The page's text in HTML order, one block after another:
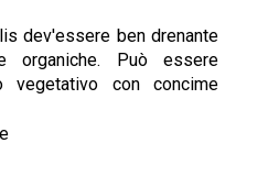
dev'essere ben drenante
Può essere
vegetativo con concime